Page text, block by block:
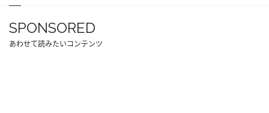
SPONSORED
あわせて読みたいコンテンツ